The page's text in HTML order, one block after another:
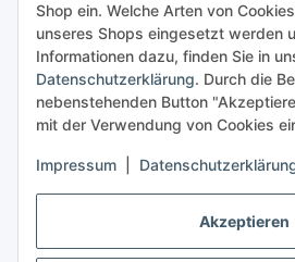
Akzeptieren
Shop ein. Welche Arten von
unseres Shops eingesetzt werden
Informationen dazu, finden Sie in
Datenschutzerklärung. Durch die
nebenstehenden Button
mit der Verwendung von Cookies
Impressum